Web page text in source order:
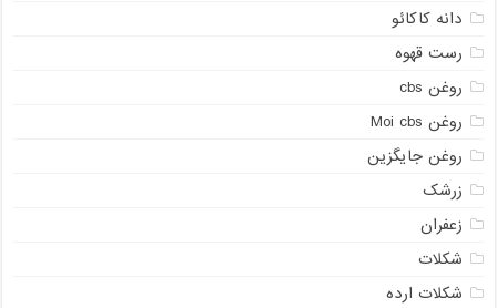
دانه کاکائو
رست قهوه
روغن cbs
روغن Moi cbs
روغن جایگزین
زرشک
زعفران
شکلات
شکلات ارده